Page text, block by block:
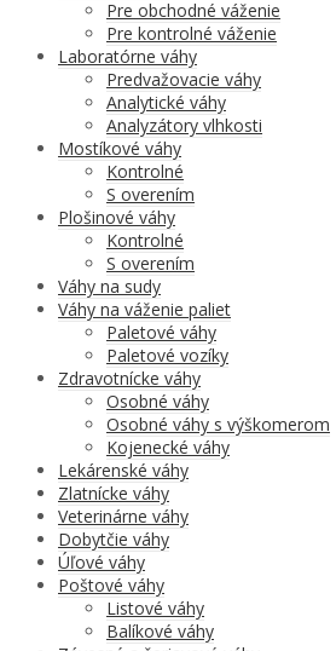
Pre obchodné váženie
Pre kontrolné váženie
Laboratórne váhy
Predvažovacie váhy
Analytické váhy
Analyzátory vlhkosti
Mostíkové váhy
Kontrolné
S overením
Plošinové váhy
Kontrolné
S overením
Váhy na sudy
Váhy na váženie paliet
Paletové váhy
Paletové vozíky
Zdravotnícke váhy
Osobné váhy
Osobné váhy s výškomerom
Kojenecké váhy
Lekárenské váhy
Zlatnícke váhy
Veterinárne váhy
Dobytčie váhy
Úľové váhy
Poštové váhy
Listové váhy
Balíkové váhy